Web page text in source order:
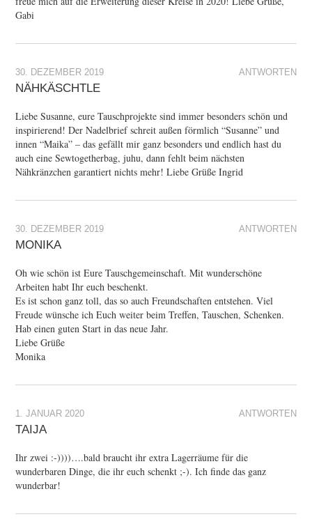
Gabi
ANTWORTEN
30. DEZEMBER 2019
NÄHKÄSCHTLE
Liebe Susanne, eure Tauschprojekte sind immer besonders schön und
inspirierend! Der Nadelbrief schreit außen förmlich “Susanne” und
innen “Maika” – das gefällt mir ganz besonders und endlich hast du
auch eine Sewtogetherbag, juhu, dann fehlt beim nächsten
Nähkränzchen garantiert nichts mehr! Liebe Grüße Ingrid
ANTWORTEN
30. DEZEMBER 2019
MONIKA
Oh wie schön ist Eure Tauschgemeinschaft. Mit wunderschöne
Arbeiten habt Ihr euch beschenkt.
Es ist schon ganz toll, das so auch Freundschaften entstehen. Viel
Freude wünsche ich Euch weiter beim Treffen, Tauschen, Schenken.
Hab einen guten Start in das neue Jahr.
Liebe Grüße
Monika
ANTWORTEN
1. JANUAR 2020
TAIJA
Ihr zwei :-))))….bald braucht ihr extra Lagerräume für die
wunderbaren Dinge, die ihr euch schenkt ;-). Ich finde das ganz
wunderbar!